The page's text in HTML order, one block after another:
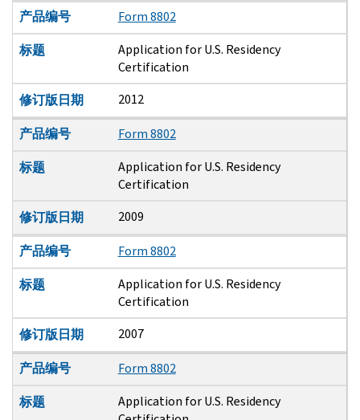
产品编号
Form 8802
标题
Application for U.S. Residency
Certification
修订版日期
2012
产品编号
Form 8802
标题
Application for U.S. Residency
Certification
修订版日期
2009
产品编号
Form 8802
标题
Application for U.S. Residency
Certification
修订版日期
2007
产品编号
Form 8802
标题
Application for U.S. Residency